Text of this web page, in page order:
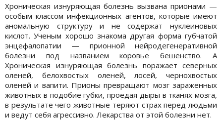
Хроническая изнуряющая болезнь вызвана прионами —
особым классом инфекционных агентов, которые имеют
аномальную структуру и не содержат нуклеиновых
кислот. Ученым хорошо знакома другая форма губчатой
энцефалопатии — прионной нейродегенеративной
болезни под названием коровье бешенство. А
Хроническая изнуряющая болезнь поражает северных
оленей, белохвостых оленей, лосей, чернохвостых
оленей и вапити. Прионы превращают мозг зараженных
животных в подобие губки, проедая дыры в тканях мозга,
в результате чего животные теряют страх перед людьми
и ведут себя агрессивно. Лекарства от этой болезни нет.